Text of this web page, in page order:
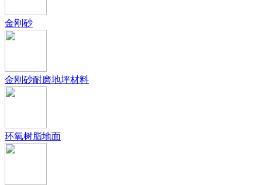
金刚砂
金刚砂耐磨地坪材料
环氧树脂地面